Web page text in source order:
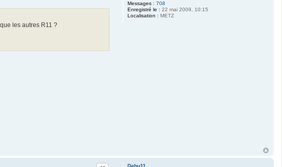
Messages : 708
Enregistré le : 22 mai 2009, 10:15
Localisation : METZ
les autres R11 ?
Dahu11